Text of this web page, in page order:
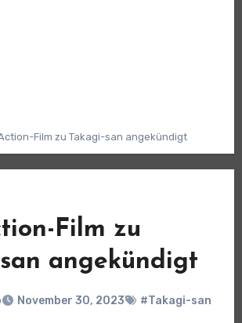
Film zu Takagi-san angekündigt
Film zu
angekündigt
November 30, 2023 #Takagi-san